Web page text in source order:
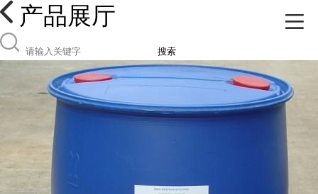
产品展厅
搜索